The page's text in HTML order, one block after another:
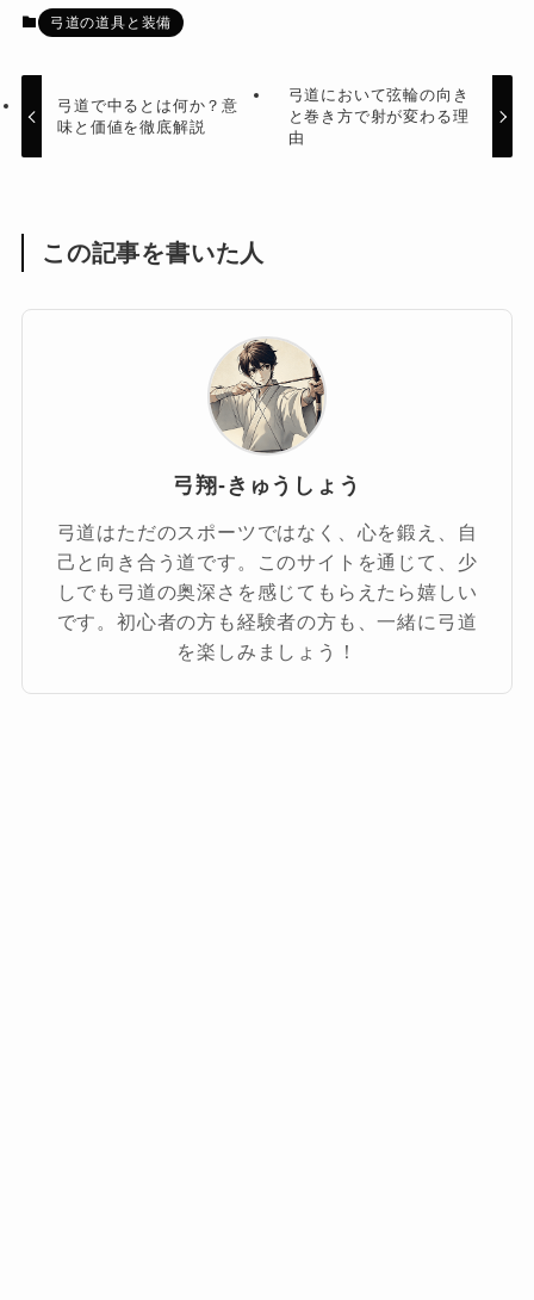
弓道の道具と装備
弓道で中るとは何か？意
味と価値を徹底解説
弓道において弦輪の向き
と巻き方で射が変わる理
由
この記事を書いた人
弓翔-きゅうしょう
弓道はただのスポーツではなく、心を鍛え、自
己と向き合う道です。このサイトを通じて、少
しでも弓道の奥深さを感じてもらえたら嬉しい
です。初心者の方も経験者の方も、一緒に弓道
を楽しみましょう！